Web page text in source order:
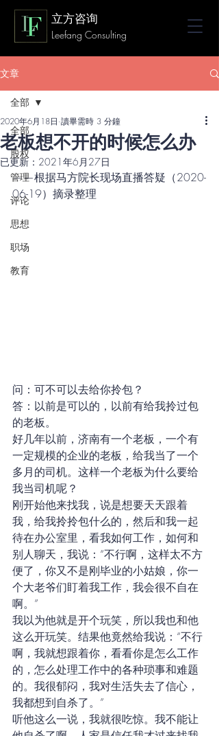
立方咨询
Leefang Consulting
文章
全部
股权
管理
评论
思想
职场
教育
全部
老板想不开的时候怎么办
2020年6月18日 讀畢需時 3 分鐘
已更新： 2021年6月27日
——根据马方院长现场直播答疑（2020-
06-19）摘录整理
问：可不可以去给你拎包？
答：以前是可以的，以前有给我拎过包
的老板。
好几年以前，济南有一个老板，一个有
一定规模的企业的老板，给我当了一个
多月的司机。这样一个老板为什么要给
我当司机呢？
刚开始他来找我，说是想要天天跟着
我，给我拎拎包什么的，然后和我一起
待在办公室里，看我如何工作，如何和
别人聊天，我说：“不行啊，这样太不方
便了，你又不是刚毕业的小姑娘，你一
个大老爷们盯着我工作，我会很不自在
啊。”
我以为他就是开个玩笑，所以我也和他
这么开玩笑。结果他竟然给我说：“不行
啊，我就想跟着你，看看你是怎么工作
的，怎么处理工作中的各种琐事和难题
的。我很郁闷，我对生活失去了信心，
我都想到自杀了。”
听他这么一说，我就很吃惊。我不能让